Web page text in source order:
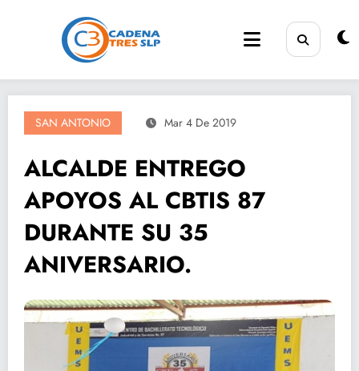
SAN ANTONIO Mar 4 De 2019
ALCALDE ENTREGO
APOYOS AL CBTIS 87
DURANTE SU 35
ANIVERSARIO.